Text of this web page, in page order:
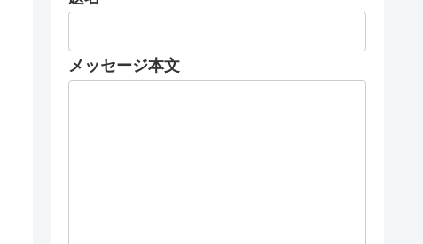
メッセージ本文